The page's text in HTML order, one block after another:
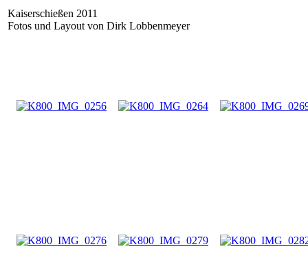
Kaiserschießen 2011
Fotos und Layout von Dirk Lobbenmeyer